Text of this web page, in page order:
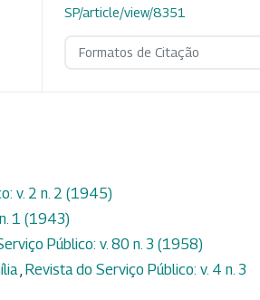
SP/article/view/8351
Formatos de Citação
v. 2 n. 2 (1945)
1 (1943)
Público: v. 80 n. 3 (1958)
, Revista do Serviço Público: v. 4 n. 3